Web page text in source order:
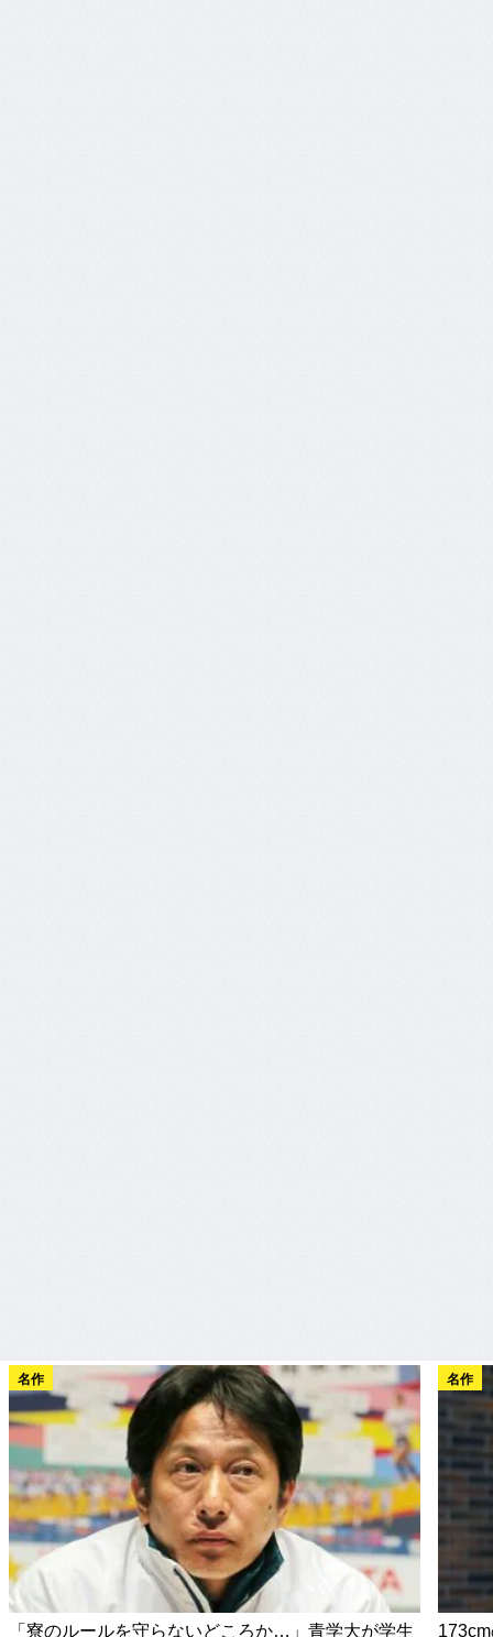
名作
「寮のルールを守らないどころか…」青学大が学生
名作